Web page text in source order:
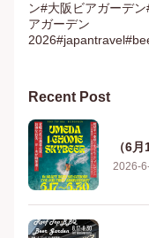
ン#大阪ビアガーデ
アガーデン
Recent Post
（6月
2026-